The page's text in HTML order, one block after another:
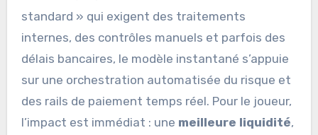
standard » qui exigent des traitements
internes, des contrôles manuels et parfois des
délais bancaires, le modèle instantané s’appuie
sur une orchestration automatisée du risque et
des rails de paiement temps réel. Pour le joueur,
l’impact est immédiat : une meilleure liquidité,